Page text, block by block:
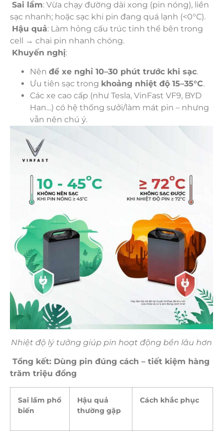
Sai lầm: Vừa chạy đường dài xong (pin nóng), liền
sạc nhanh; hoặc sạc khi pin đang quá lạnh (<0°C).
Hậu quả: Làm hỏng cấu trúc tinh thể bên trong
cell → chai pin nhanh chóng.
Khuyến nghị:
Nên để xe nghỉ 10–30 phút trước khi sạc.
Ưu tiên sạc trong khoảng nhiệt độ 15–35°C.
Các xe cao cấp (như Tesla, VinFast VF9, BYD
Han…) có hệ thống sưởi/làm mát pin – nhưng
vẫn nên chú ý.
Nhiệt độ lý tưởng giúp pin hoạt động bền lâu hơn
Tổng kết: Dùng pin đúng cách – tiết kiệm hàng
trăm triệu đồng
Sai lầm phổ
biến
Hậu quả
thường gặp
Cách khắc phục